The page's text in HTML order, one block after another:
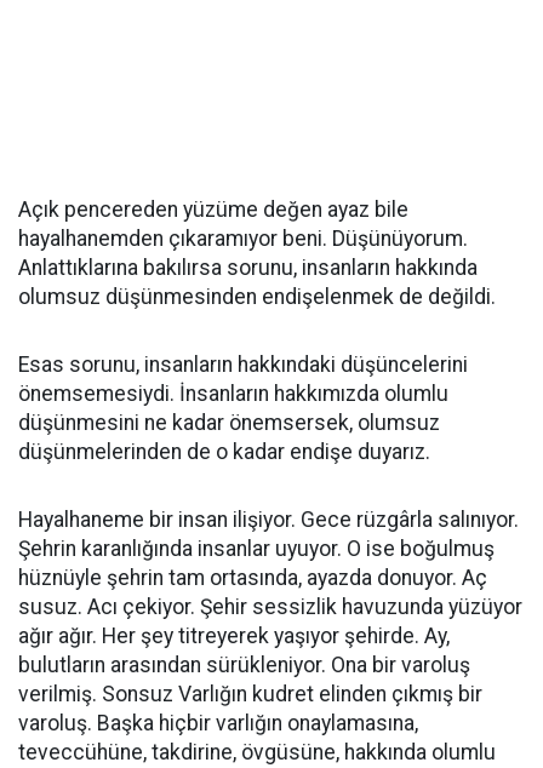
Açık pencereden yüzüme değen ayaz bile
hayalhanemden çıkaramıyor beni. Düşünüyorum.
Anlattıklarına bakılırsa sorunu, insanların hakkında
olumsuz düşünmesinden endişelenmek de değildi.
Esas sorunu, insanların hakkındaki düşüncelerini
önemsemesiydi. İnsanların hakkımızda olumlu
düşünmesini ne kadar önemsersek, olumsuz
düşünmelerinden de o kadar endişe duyarız.
Hayalhaneme bir insan ilişiyor. Gece rüzgârla salınıyor.
Şehrin karanlığında insanlar uyuyor. O ise boğulmuş
hüznüyle şehrin tam ortasında, ayazda donuyor. Aç
susuz. Acı çekiyor. Şehir sessizlik havuzunda yüzüyor
ağır ağır. Her şey titreyerek yaşıyor şehirde. Ay,
bulutların arasından sürükleniyor. Ona bir varoluş
verilmiş. Sonsuz Varlığın kudret elinden çıkmış bir
varoluş. Başka hiçbir varlığın onaylamasına,
teveccühüne, takdirine, övgüsüne, hakkında olumlu